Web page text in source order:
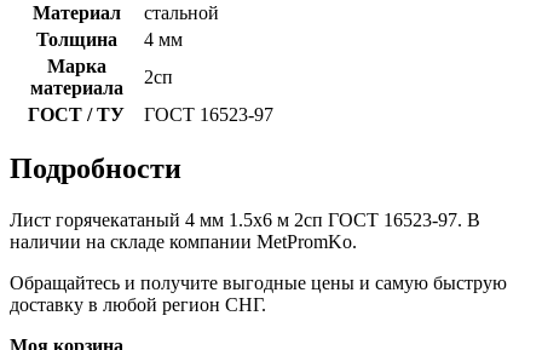
Материал
стальной
Толщина
4 мм
Марка
материала
2сп
ГОСТ / ТУ
ГОСТ 16523-97
Подробности
Лист горячекатаный 4 мм 1.5х6 м 2сп ГОСТ 16523-97. В
наличии на складе компании MetPromKo.
Обращайтесь и получите выгодные цены и самую быструю
доставку в любой регион СНГ.